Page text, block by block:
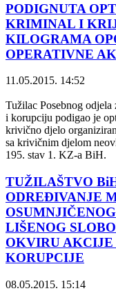
PODIGNUTA
KRIMINAL I
KILOGRAMA
OPERATIVNE
11.05.2015. 14:52
Tužilac Posebnog
i korupciju podigao je
krivično djelo
sa krivičnim djelom
195. stav 1. KZ-a BiH.
TUŽILAŠTVO
ODREĐIVANJE
LIŠENOG
OKVIRU
KORUPCIJE
08.05.2015. 15:14